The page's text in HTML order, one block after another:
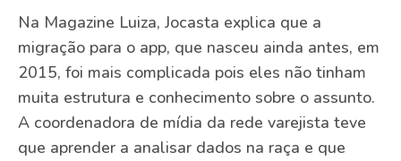
Na Magazine Luiza, Jocasta explica que a
migração para o app, que nasceu ainda antes, em
2015, foi mais complicada pois eles não tinham
muita estrutura e conhecimento sobre o assunto.
A coordenadora de mídia da rede varejista teve
que aprender a analisar dados na raça e que